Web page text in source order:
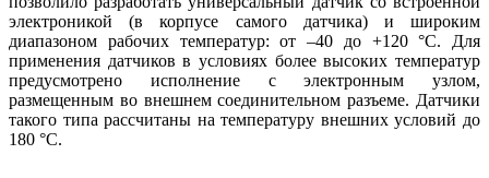
электроникой (в корпусе самого датчика) и широким
диапазоном рабочих температур: от –40 до +120 °C. Для
применения датчиков в условиях более высоких температур
предусмотрено исполнение с электронным узлом,
размещенным во внешнем соединительном разъеме. Датчики
такого типа рассчитаны на температуру внешних условий до
180 °C.